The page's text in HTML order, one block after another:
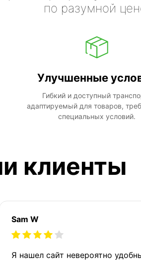
по разумной
Улучшенные
Гибкий и доступный
адаптируемый для товаров,
специальных условий.
клиенты
Sam W
Я нашел сайт невероятно